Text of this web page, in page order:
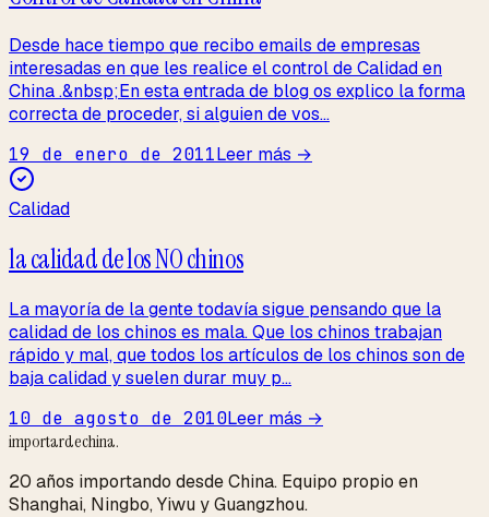
Desde hace tiempo que recibo emails de empresas
interesadas en que les realice el control de Calidad en
China .&nbsp;En esta entrada de blog os explico la forma
correcta de proceder, si alguien de vos...
19 de enero de 2011Leer más →
Calidad
la calidad de los NO chinos
La mayoría de la gente todavía sigue pensando que la
calidad de los chinos es mala. Que los chinos trabajan
rápido y mal, que todos los artículos de los chinos son de
baja calidad y suelen durar muy p...
10 de agosto de 2010Leer más →
importardechina.
20 años importando desde China. Equipo propio en
Shanghai, Ningbo, Yiwu y Guangzhou.